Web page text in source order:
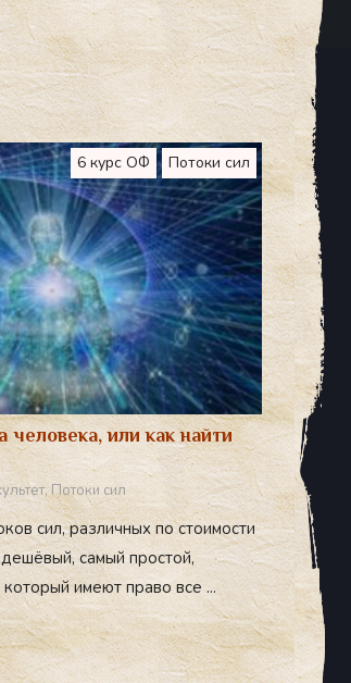
6 курс ОФ Потоки сил
или как найти
,Потоки сил
сил, различных по стоимости
самый простой,
имеют право все ...